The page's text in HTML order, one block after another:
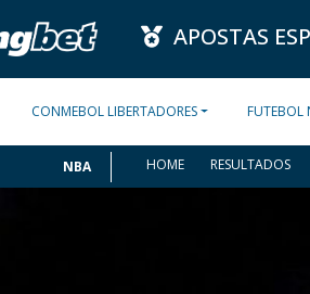
APOSTAS
CONMEBOL LIBERTADORES FUTEBOL
NBA HOME RESULTADOS